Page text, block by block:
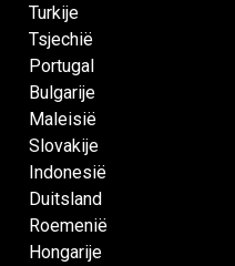
Turkije
Tsjechië
Portugal
Bulgarije
Maleisië
Slovakije
Indonesië
Duitsland
Roemenië
Hongarije